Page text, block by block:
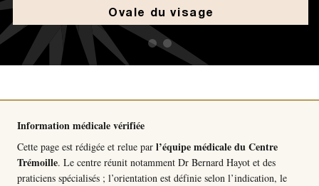
Ovale du visage
Information médicale vérifiée
Cette page est rédigée et relue par l’équipe médicale du Centre
Trémoille. Le centre réunit notamment Dr Bernard Hayot et des
praticiens spécialisés ; l’orientation est définie selon l’indication, le